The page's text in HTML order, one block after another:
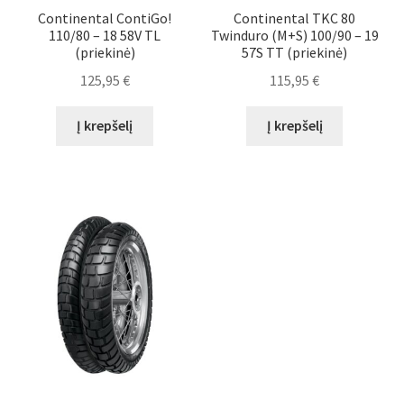
Continental ContiGo!
110/80 – 18 58V TL
(priekinė)
125,95 €
Į krepšelį
Continental TKC 80
Twinduro (M+S) 100/90 – 19
57S TT (priekinė)
115,95€
Į krepšelį